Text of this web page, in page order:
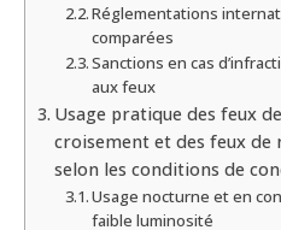
Réglementations
comparées
Sanctions en cas
aux feux
Usage pratique des feux de
croisement et des feux de
selon les conditions de
Usage nocturne et en
faible luminosité